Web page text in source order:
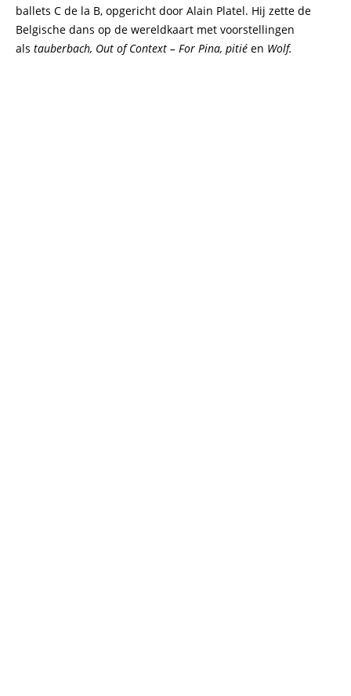
ballets C de la B, opgericht door Alain Platel. Hij zette de
Belgische dans op de wereldkaart met voorstellingen
als tauberbach, Out of Context – For Pina, pitié en Wolf.